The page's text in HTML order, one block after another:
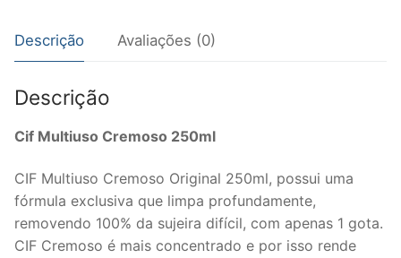
Descrição Avaliações (0)
Descrição
Cif Multiuso Cremoso 250ml
CIF Multiuso Cremoso Original 250ml, possui uma
fórmula exclusiva que limpa profundamente,
removendo 100% da sujeira difícil, com apenas 1 gota.
CIF Cremoso é mais concentrado e por isso rende